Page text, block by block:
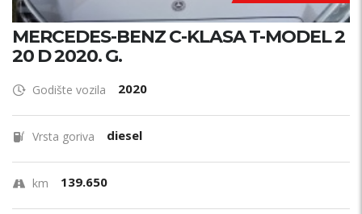
MERCEDES-BENZ C-KLASA T-MODEL 2
20 D 2020. G.
Godište vozila 2020
Vrsta goriva diesel
km 139.650